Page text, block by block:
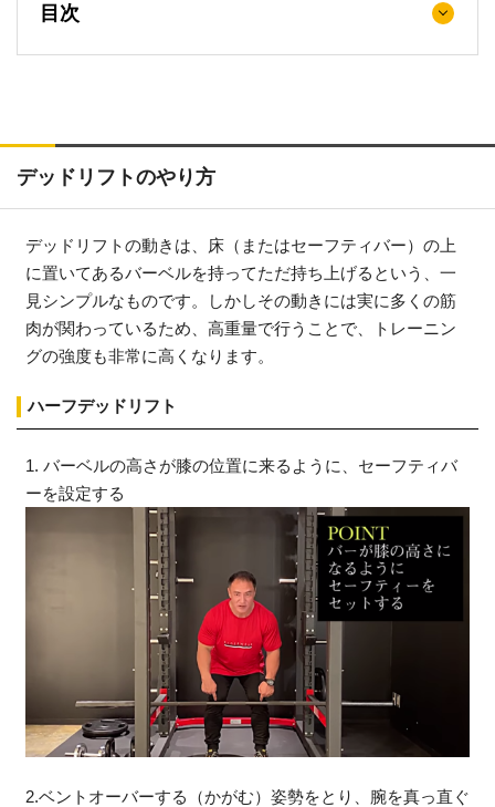
目次
デッドリフトのやり方
デッドリフトの動きは、床（またはセーフティバー）の上
に置いてあるバーベルを持ってただ持ち上げるという、一
見シンプルなものです。しかしその動きには実に多くの筋
肉が関わっているため、高重量で行うことで、トレーニン
グの強度も非常に高くなります。
ハーフデッドリフト
1. バーベルの高さが膝の位置に来るように、セーフティバ
ーを設定する
2.ベントオーバーする（かがむ）姿勢をとり、腕を真っ直ぐ